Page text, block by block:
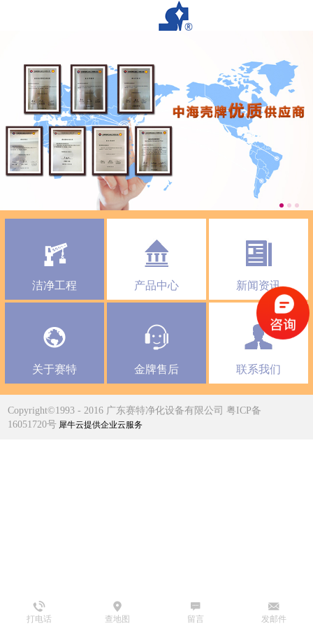
洁净工程 产品中心 新闻资讯
关于赛特 金牌售后 联系我们
Copyright©1993 - 2016 广东赛特净化设备有限公司 粤ICP备
16051720号 犀牛云提供企业云服务
打电话 查地图 发邮件
留言